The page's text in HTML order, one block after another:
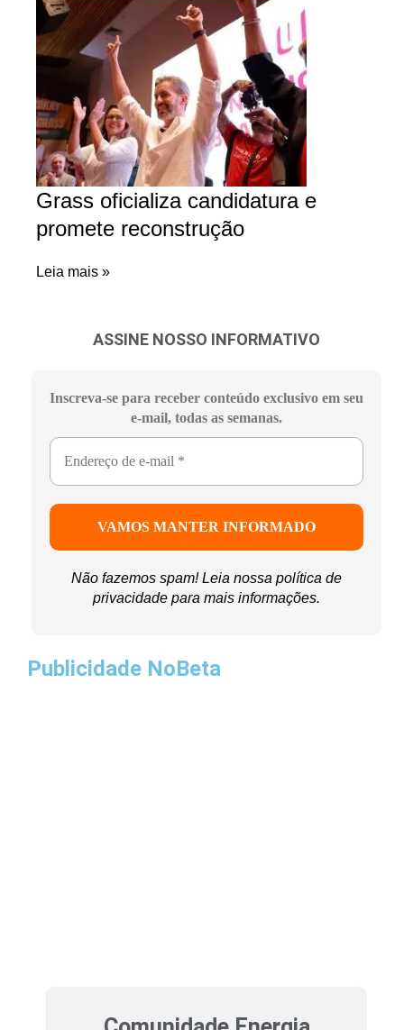
Grass oficializa candidatura e
promete reconstrução
Leia mais »
ASSINE NOSSO INFORMATIVO
Inscreva-se para receber conteúdo exclusivo em seu
e-mail, todas as semanas.
Não fazemos spam! Leia nossa política de
privacidade para mais informações.
Publicidade NoBeta